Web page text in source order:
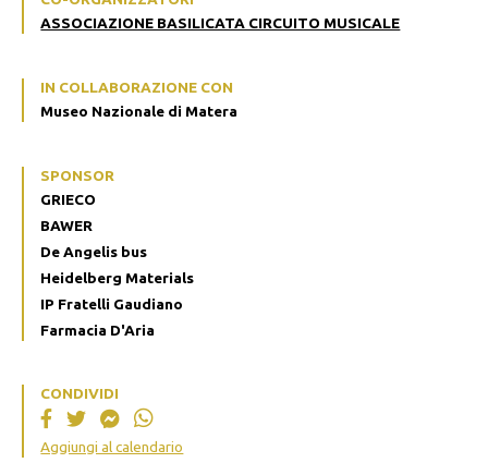
ASSOCIAZIONE BASILICATA CIRCUITO MUSICALE
IN COLLABORAZIONE CON
Museo Nazionale di Matera
SPONSOR
GRIECO
BAWER
De Angelis bus
Heidelberg Materials
IP Fratelli Gaudiano
Farmacia D'Aria
CONDIVIDI
Aggiungi al calendario